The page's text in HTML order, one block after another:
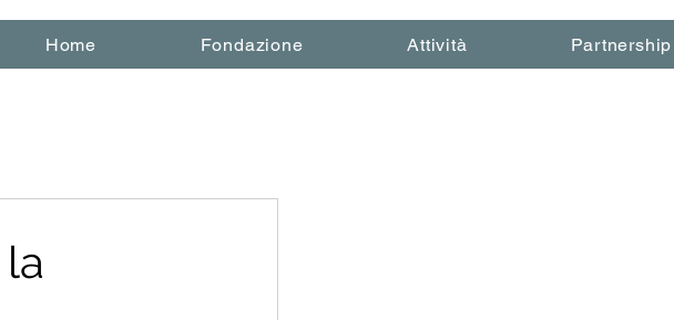
Home Fondazione Attività Partnership